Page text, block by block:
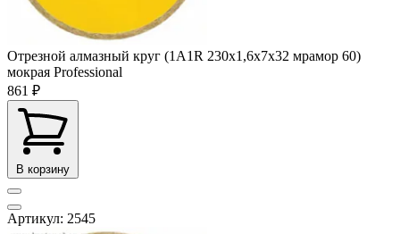
Отрезной алмазный круг (1A1R 230x1,6x7x32 мрамор 60)
мокрая Professional
861 ₽
В корзину
Артикул: 2545